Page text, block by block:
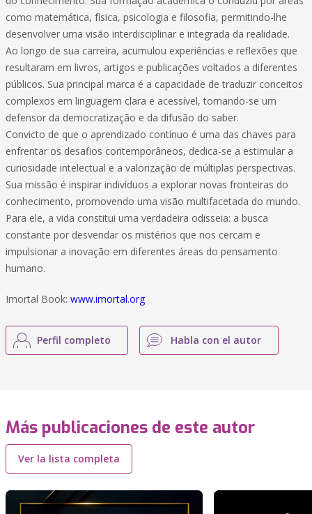
como matemática, física, psicologia e filosofia, permitindo-lhe
desenvolver uma visão interdisciplinar e integrada da realidade.
Ao longo de sua carreira, acumulou experiências e reflexões que
resultaram em livros, artigos e publicações voltados a diferentes
públicos. Sua principal marca é a capacidade de traduzir conceitos
complexos em linguagem clara e acessível, tornando-se um
defensor da democratização e da difusão do saber.
Convicto de que o aprendizado contínuo é uma das chaves para
enfrentar os desafios contemporâneos, dedica-se a estimular a
curiosidade intelectual e a valorização de múltiplas perspectivas.
Sua missão é inspirar indivíduos a explorar novas fronteiras do
conhecimento, promovendo uma visão multifacetada do mundo.
Para ele, a vida constitui uma verdadeira odisseia: a busca
constante por desvendar os mistérios que nos cercam e
impulsionar a inovação em diferentes áreas do pensamento
humano.
Imortal Book: www.imortal.org
Perfil completo Habla con el autor
Más publicaciones de este autor
Ver la lista completa